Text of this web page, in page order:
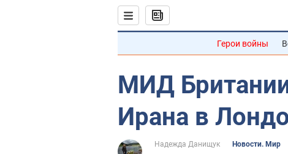
Герои войны
МИД
Ирана в
Надежда Данищук
Новости. Мир